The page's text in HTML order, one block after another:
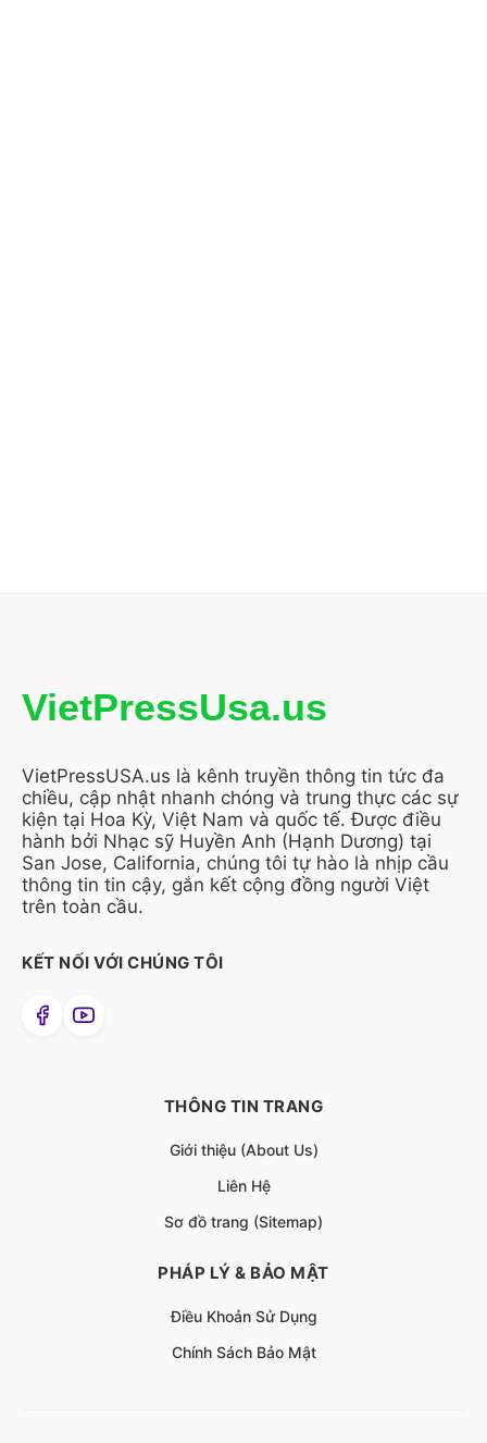
VietPressUsa.us
VietPressUSA.us là kênh truyền thông tin tức đa
chiều, cập nhật nhanh chóng và trung thực các sự
kiện tại Hoa Kỳ, Việt Nam và quốc tế. Được điều
hành bởi Nhạc sỹ Huyền Anh (Hạnh Dương) tại
San Jose, California, chúng tôi tự hào là nhịp cầu
thông tin tin cậy, gắn kết cộng đồng người Việt
trên toàn cầu.
KẾT NỐI VỚI CHÚNG TÔI
THÔNG TIN TRANG
Giới thiệu (About Us)
Liên Hệ
Sơ đồ trang (Sitemap)
PHÁP LÝ & BẢO MẬT
Điều Khoản Sử Dụng
Chính Sách Bảo Mật